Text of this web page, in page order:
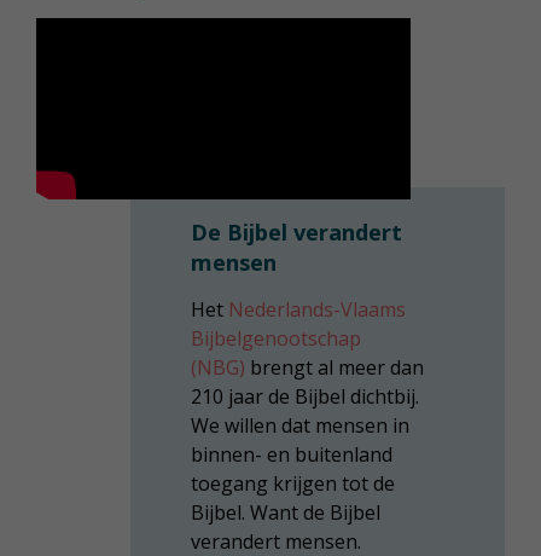
De Bijbel verandert
mensen
Het Nederlands-Vlaams
Bijbelgenootschap
(NBG) brengt al meer dan
210 jaar de Bijbel dichtbij.
We willen dat mensen in
binnen- en buitenland
toegang krijgen tot de
Bijbel. Want de Bijbel
verandert mensen.